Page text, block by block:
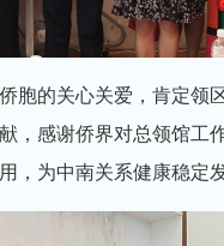
胞的关心关爱，肯定领
，感谢侨界对总领馆工
，为中南关系健康稳定